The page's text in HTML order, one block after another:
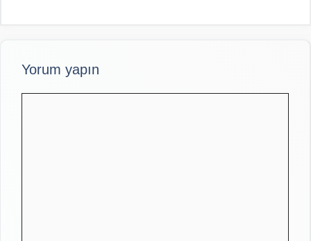
Yorum yapın